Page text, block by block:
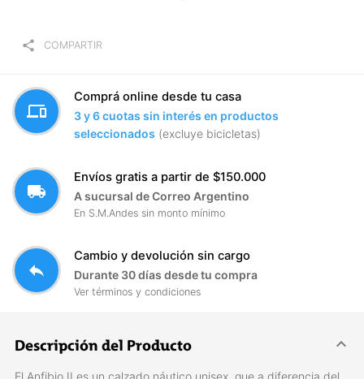
share COMPARTIR
devices
Comprá online desde tu casa
3 y 6 cuotas sin interés en productos
seleccionados (excluye bicicletas)
local_shipping
Envíos gratis a partir de $150.000
A sucursal de Correo Argentino
En S.M.Andes sin monto mínimo
reply
Cambio y devolución sin cargo
Durante 30 días desde tu compra
Ver términos y condiciones
Descripción del Producto